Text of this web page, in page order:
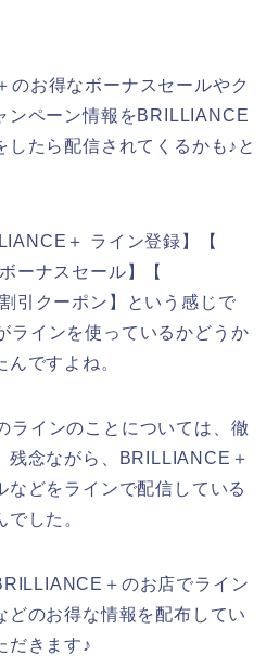
のお得なボーナスセールやク
ンペーン情報をBRILLIANCE
したら配信されてくるかも♪と
＋ ライン登録】【
ーナスセール】【
引クーポン】という感じで
ラインを使っているかどうか
ですよね。
ラインのことについては、徹
残念ながら、BRILLIANCE＋
などをラインで配信している
した。
＋のお店でライン
どのお得な情報を配布してい
だきます♪